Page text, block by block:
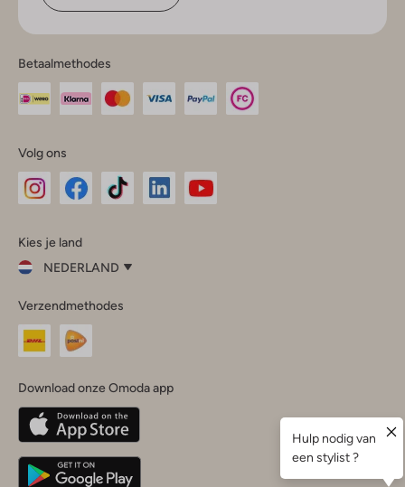
Betaalmethodes
Volg ons
InstagramFacebook
Kies je land
NEDERLAND
je
land
Nederland
Belgique(Français)
Deutschland
Verzendmethodes
Download onze Omoda app